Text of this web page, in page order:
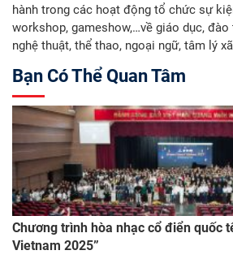
hành trong các hoạt động tổ chức sự
workshop, gameshow,…về giáo dục, đào
nghệ thuật, thể thao, ngoại ngữ, tâm lý
Bạn Có Thể Quan Tâm
Chương trình hòa nhạc cổ điển quốc
Vietnam 2025”